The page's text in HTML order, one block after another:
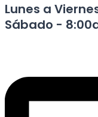
Lunes a
Sábado -